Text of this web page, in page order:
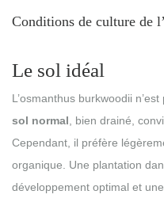
Conditions de culture de
Le sol idéal
L’osmanthus burkwoodii
sol normal, bien drainé,
Cependant, il préfère
organique. Une plantation
développement optimal et